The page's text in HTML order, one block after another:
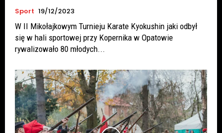
Sport 19/12/2023
W II Mikołajkowym Turnieju Karate Kyokushin jaki odbył
się w hali sportowej przy Kopernika w Opatowie
rywalizowało 80 młodych...